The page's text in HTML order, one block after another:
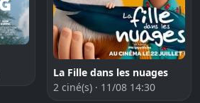
La Fille dans les nuages
2 ciné(s) · 11/08 14:30